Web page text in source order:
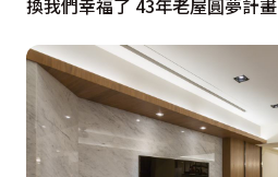
換我們幸福了 43年老屋圓夢計畫